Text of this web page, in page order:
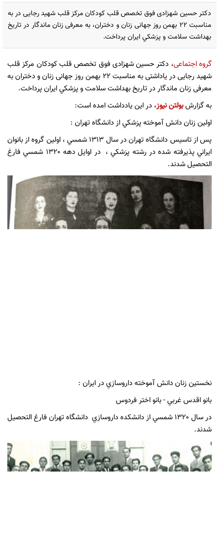
دکتر حسین شهزادی فوق تخصص قلب کودکان مرکز قلب شهید رجایی در به
مناسبت 22 بهمن روز جهانی زنان و دختران، به معرفی زنان ماندگار در تاريخ
بهداشت سلامت و پزشكي ايران پرداخت.
گروه اجتماعی، دکتر حسین شهزادی فوق تخصص قلب کودکان مرکز قلب
شهید رجایی در یاداشتی به مناسبت 22 بهمن روز جهانی زنان و دختران به
معرفی زنان ماندگار در تاريخ بهداشت سلامت و پزشكي ايران پرداخت.
به گزارشبولتن نیوز، در این یادداشت امده است:
اولين زنان دانش آموخته پزشكي از دانشگاه تهران :
پس از تاسيس دانشگاه تهران در سال 1313 شمسي ، اولين گروه از بانوان
ايراني پذيرفته شده در رشته پزشكي ، در اوايل دهه 1320 شمسي فارغ
التحصيل شدند.
نخستين زنان دانش آموخته داروسازي در ايران :
بانو اقدس غربي - بانو اختر فردوس
در سال 1320 شمسي از دانشكده داروسازي دانشگاه تهران فارغ التحصيل
شدند.